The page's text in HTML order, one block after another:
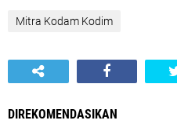
Mitra Kodam Kodim
DIREKOMENDASIKAN